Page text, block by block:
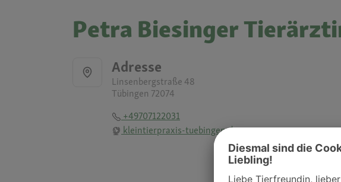
Petra Biesinger
Adresse
Linsenbergstraße 48
Tübingen 72074
+49707122031
kleintierpraxis-tuebingen.de